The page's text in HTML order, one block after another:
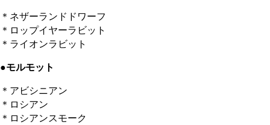
＊ネザーランドドワーフ
＊ロップイヤーラビット
＊ライオンラビット
●モルモット
＊アビシニアン
＊ロシアン
＊ロシアンスモーク